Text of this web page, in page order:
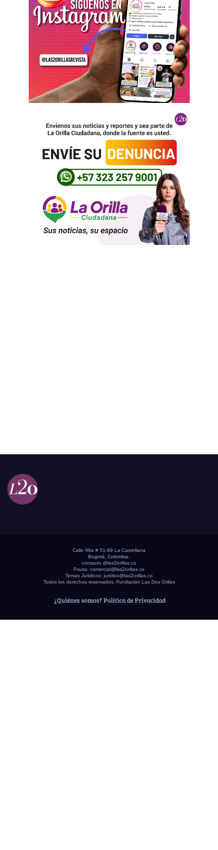
Calle 98a # 51-69 La Castellana
Bogotá, Colombia.
contacto @las2orillas.co
Pauta: comercial@las2orillas.co
Temas Juridicos: juridico@las2orillas.co
Todos los derechos reservados. Fundación Las Dos Orillas
¿Quiénes somos? Política de Privacidad